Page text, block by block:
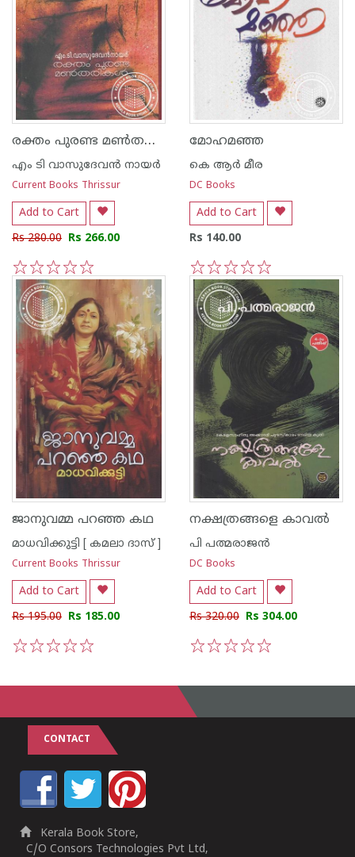
രക്തം പുരണ്ട മണ്‍തരികള്‍
എം ടി വാസുദേവന്‍ നായര്‍
Current Books Thrissur
Add to Cart
Rs 280.00 Rs 266.00
5
4
3
2
1
മോഹമഞ്ഞ
കെ ആര്‍ മീര
DC Books
Add to Cart
Rs 140.00
5
4
3
2
1
ജാനുവമ്മ പറഞ്ഞ കഥ
മാധവിക്കുട്ടി [ കമലാ ദാസ് ]
Current Books Thrissur
Add to Cart
Rs 195.00 Rs 185.00
നക്ഷത്രങ്ങളെ കാവല്‍
പി പത്മരാജന്‍
DC Books
Add to Cart
Rs 320.00 Rs 304.00
CONTACT
Kerala Book Store,
C/O Consors Technologies Pvt Ltd,